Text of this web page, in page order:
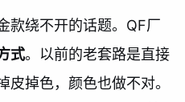
款绕不开的话题。QF厂
式。以前的老套路是直接
掉色，颜色也做不对。